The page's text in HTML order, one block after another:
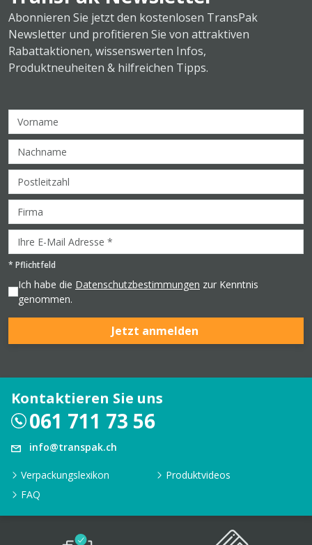
Abonnieren Sie jetzt den kostenlosen TransPak
Newsletter und profitieren Sie von attraktiven
Rabattaktionen, wissenswerten Infos,
Produktneuheiten & hilfreichen Tipps.
* Pflichtfeld
Ich habe die Datenschutzbestimmungen zur Kenntnis
genommen.
Jetzt anmelden
Kontaktieren Sie uns
061 711 73 56
info@transpak.ch
Verpackungslexikon
Produktvideos
FAQ